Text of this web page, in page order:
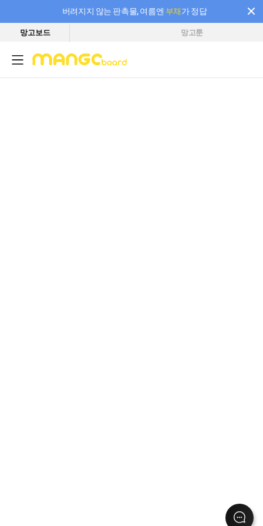
버려지지 않는 판촉물, 여름엔 부채가 정답
필요한 만큼 충전하고 끊김 없이 작업하세요! 새로워진 AI 부스터 요금제
망고보드 망고툰